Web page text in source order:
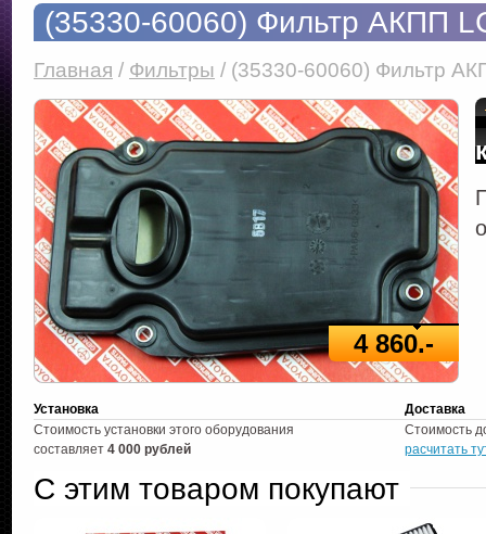
(35330-60060) Фильтр АКПП
Главная / Фильтры / (35330-60060) Фильтр
4 860.-
Установка
Доставка
Стоимость установки этого оборудования
составляет 4 000 рублей
Стоимость
расчитать
С этим товаром покупают